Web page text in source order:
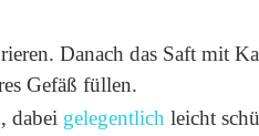
Danach das Saft mit
Gefäß füllen.
dabei gelegentlich leicht